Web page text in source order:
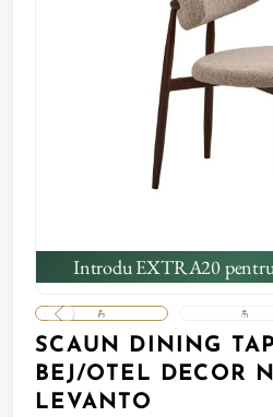
Introdu EXTRA20 pentru
SCAUN DINING
BEJ/OTEL DECOR
LEVANTO